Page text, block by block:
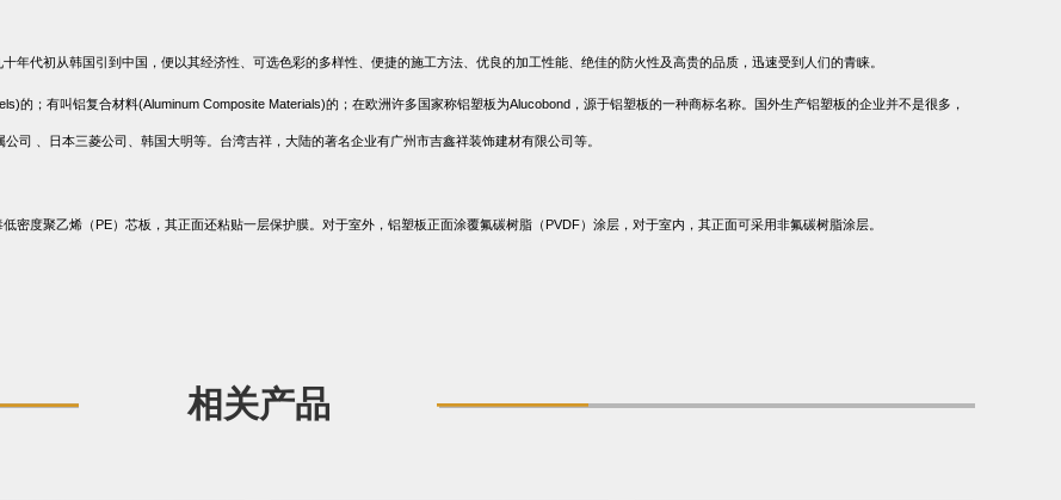
年代初从韩国引到中国，便以其经济性、可选色彩的多样性、便捷的施工方法、优良的加工性能、绝佳的防火性及高贵的品质，迅速受到人们的青睐。
的；有叫铝复合材料(Aluminum Composite Materials)的；在欧洲许多国家称铝塑板为Alucobond ，源于铝塑板的一种商标名称。国外生产铝塑板的企业并不是很多，
公司 、日本三菱公司、韩国大明等。台湾吉祥，大陆的著名企业有广州市吉鑫祥装饰建材有限公司等。
密度聚乙烯（ PE）芯板，其正面还粘贴一层保护膜。对于室外，铝塑板正面涂覆氟碳树脂（ PVDF）涂层，对于室内，其正面可采用非氟碳树脂涂层。
相关产品